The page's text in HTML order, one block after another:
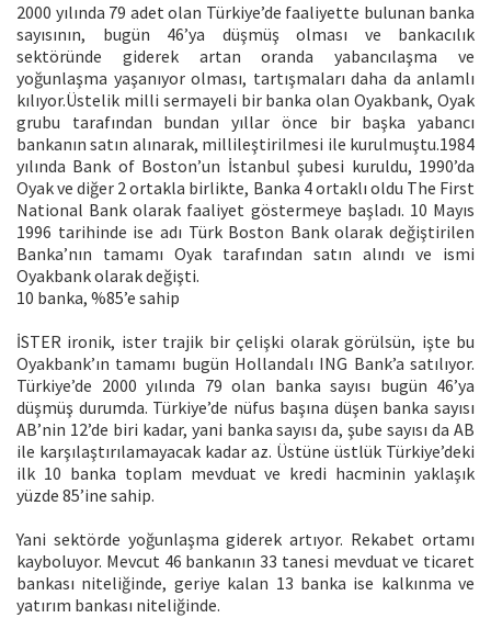
2000 yılında 79 adet olan Türkiye’de faaliyette bulunan banka
sayısının, bugün 46’ya düşmüş olması ve bankacılık
sektöründe giderek artan oranda yabancılaşma ve
yoğunlaşma yaşanıyor olması, tartışmaları daha da anlamlı
kılıyor.Üstelik milli sermayeli bir banka olan Oyakbank, Oyak
grubu tarafından bundan yıllar önce bir başka yabancı
bankanın satın alınarak, millileştirilmesi ile kurulmuştu.1984
yılında Bank of Boston’un İstanbul şubesi kuruldu, 1990’da
Oyak ve diğer 2 ortakla birlikte, Banka 4 ortaklı oldu The First
National Bank olarak faaliyet göstermeye başladı. 10 Mayıs
1996 tarihinde ise adı Türk Boston Bank olarak değiştirilen
Banka’nın tamamı Oyak tarafından satın alındı ve ismi
Oyakbank olarak değişti.
10 banka, %85’e sahip
İSTER ironik, ister trajik bir çelişki olarak görülsün, işte bu
Oyakbank’ın tamamı bugün Hollandalı ING Bank’a satılıyor.
Türkiye’de 2000 yılında 79 olan banka sayısı bugün 46’ya
düşmüş durumda. Türkiye’de nüfus başına düşen banka sayısı
AB’nin 12’de biri kadar, yani banka sayısı da, şube sayısı da AB
ile karşılaştırılamayacak kadar az. Üstüne üstlük Türkiye’deki
ilk 10 banka toplam mevduat ve kredi hacminin yaklaşık
yüzde 85’ine sahip.
Yani sektörde yoğunlaşma giderek artıyor. Rekabet ortamı
kayboluyor. Mevcut 46 bankanın 33 tanesi mevduat ve ticaret
bankası niteliğinde, geriye kalan 13 banka ise kalkınma ve
yatırım bankası niteliğinde.